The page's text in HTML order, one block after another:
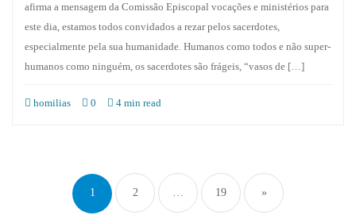
afirma a mensagem da Comissão Episcopal vocações e ministérios para
este dia, estamos todos convidados a rezar pelos sacerdotes,
especialmente pela sua humanidade. Humanos como todos e não super-
humanos como ninguém, os sacerdotes são frágeis, “vasos de […]
homilias 0 4 min read
dos
conteúdos
1 2 … 19 »